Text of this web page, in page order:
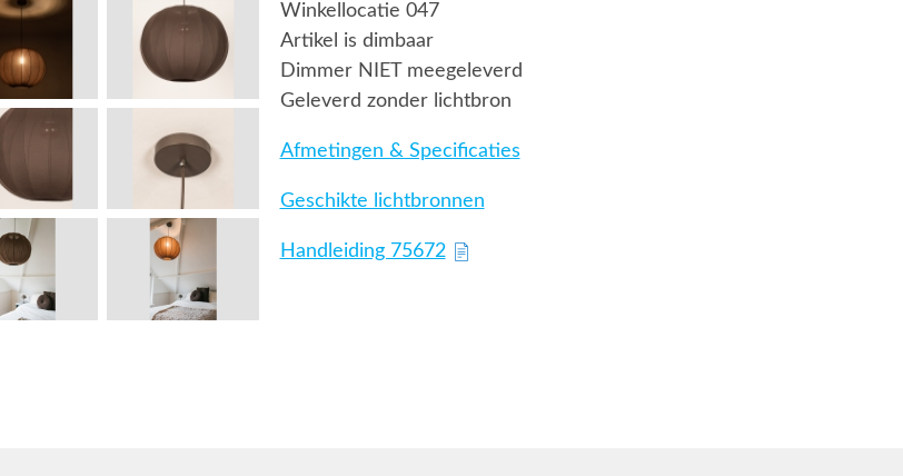
Winkellocatie 047
Artikel is dimbaar
Dimmer NIET meegeleverd
Geleverd zonder lichtbron
Afmetingen & Specificaties
Geschikte lichtbronnen
Handleiding 75672